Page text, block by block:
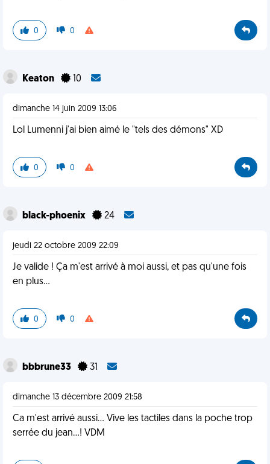
0 0
Keaton 10
dimanche 14 juin 2009 13:06
Lol Lumenni j'ai bien aimé le "tels des démons" XD
0 0
black-phoenix 24
jeudi 22 octobre 2009 22:09
Je valide ! Ça m'est arrivé à moi aussi, et pas qu'une fois
en plus...
0 0
bbbrune33 31
dimanche 13 décembre 2009 21:58
Ca m'est arrivé aussi... Vive les tactiles dans la poche trop
serrée du jean...! VDM